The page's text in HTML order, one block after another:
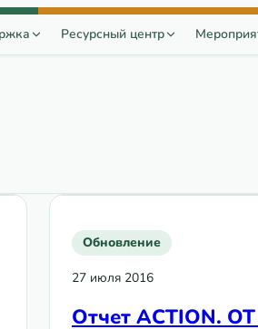
Ресурсный центр
Обновление
27 июля 2016
Отчет ACTION.